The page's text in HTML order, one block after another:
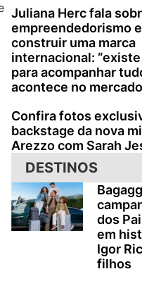
Juliana Herc fala
empreendedorismo
construir uma marca
internacional:
para acompanhar
acontece no
Confira fotos
backstage da nova
Arezzo com Sarah
DESTINOS
dos
em
Igor
filhos